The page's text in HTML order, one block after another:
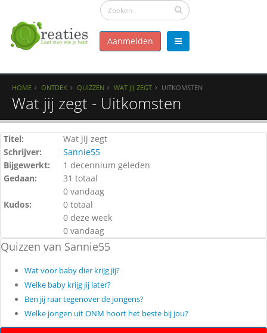
Aanmelden
HOME ONTDEK QUIZZEN WAT JIJ ZEGT UITKOMSTEN
Wat jij zegt - Uitkomsten
Titel:
Wat jij zegt
Schrijver:
Sannie55
Bijgewerkt:
1 decennium geleden
Gedaan:
31 totaal
0 vandaag
Kudos:
0 totaal
0 deze week
0 vandaag
Quizzen van Sannie55
Wat voor baby dier krijg jij?
Welke baby krijg jij later?
Ben jij raar tegenover de jongens?
Welke jongen uit ONM hoort het beste bij jou?